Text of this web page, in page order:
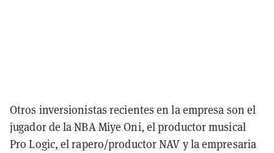
Otros inversionistas recientes en la empresa son el
jugador de la NBA Miye Oni, el productor musical
Pro Logic, el rapero/productor NAV y la empresaria